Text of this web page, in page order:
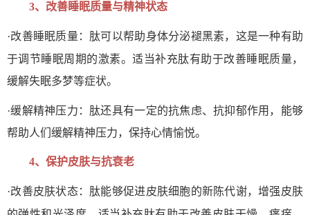
3、 改善睡眠质量与精神状态
·改善睡眠质量： 肽可以帮助身体分泌褪黑素，这是一种有助
于调节睡眠周期的激素。适当补充肽有助于改善睡眠质量，
缓解失眠多梦等症状。
·缓解精神压力： 肽还具有一定的抗焦虑、抗抑郁作用，能够
帮助人们缓解精神压力，保持心情愉悦。
4、 保护皮肤与抗衰老
·改善皮肤状态： 肽能够促进皮肤细胞的新陈代谢，增强皮肤